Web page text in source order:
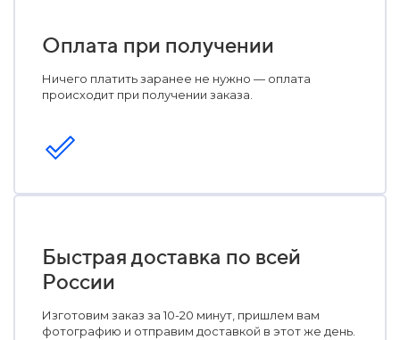
Оплата при получении
Ничего платить заранее не нужно — оплата
происходит при получении заказа.
Быстрая доставка по всей
России
Изготовим заказ за 10-20 минут, пришлем вам
фотографию и отправим доставкой в этот же день.